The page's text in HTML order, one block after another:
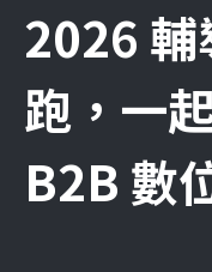
2026 輔
跑，一
B2B 數